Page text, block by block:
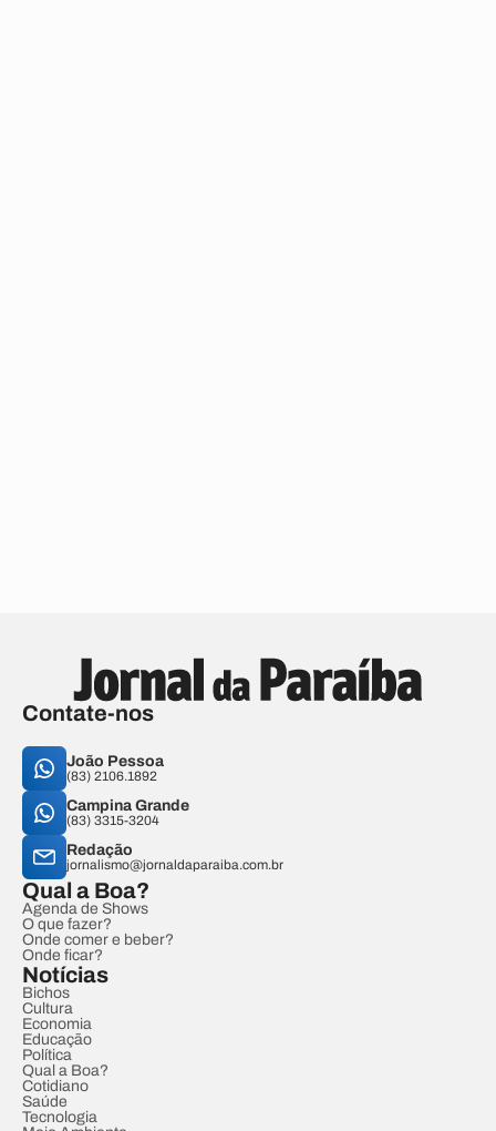
Contate-nos
João Pessoa
(83) 2106.1892
Campina Grande
(83) 3315-3204
Redação
jornalismo@jornaldaparaiba.com.br
Qual a Boa?
Agenda de Shows
O que fazer?
Onde comer e beber?
Onde ficar?
Notícias
Bichos
Cultura
Economia
Educação
Política
Qual a Boa?
Cotidiano
Saúde
Tecnologia